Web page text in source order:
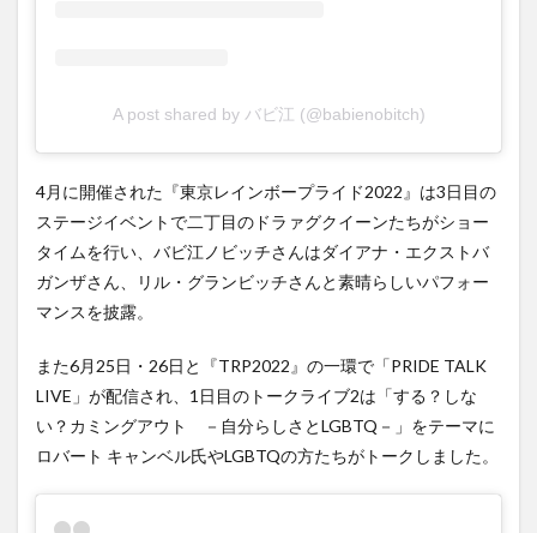
A post shared by バビ江 (@babienobitch)
4月に開催された『東京レインボープライド2022』は3日目の
ステージイベントで二丁目のドラァグクイーンたちがショー
タイムを行い、バビ江ノビッチさんはダイアナ・エクストバ
ガンザさん、リル・グランビッチさんと素晴らしいパフォー
マンスを披露。
また6月25日・26日と『TRP2022』の一環で「PRIDE TALK
LIVE」が配信され、1日目のトークライブ2は「する？しな
い？カミングアウト －自分らしさとLGBTQ－」をテーマに
ロバート キャンベル氏やLGBTQの方たちがトークしました。